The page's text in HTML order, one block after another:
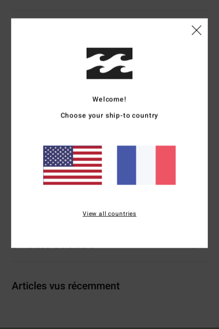
T-shirt Rouge Garçon 8-16 ans
Code couleur
coton [160 g/m²]
Autres caractéristiques :
sérigraphie à l'encre douce
Label thermocollé sur la nuque
Étiquette logotée sur la couture latérale
Traçabilité du produit (Loi Agec)
Livraison & Retours
Articles vus récemment
Welcome!
Choose your ship-to country
View all countries